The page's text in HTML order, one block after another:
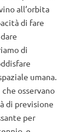
all’orbita
di fare
di
umana.
osservano
di previsione
per